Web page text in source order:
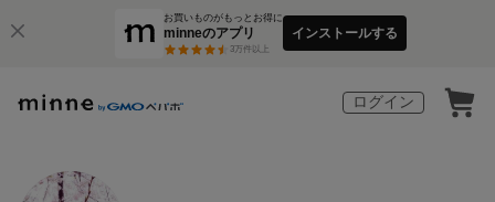
お買いものがもっとお得に
minneのアプリ
3万件以上
インストールする
ログイン